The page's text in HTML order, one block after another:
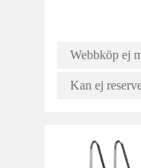
Webbköp ej
Kan ej